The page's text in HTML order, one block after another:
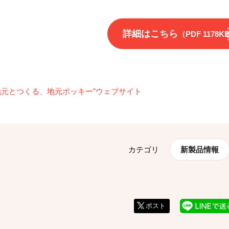
詳細はこちら （PDF
元とつくる、地元ポッキー”ウェブサイト
カテゴリ 新製品情報
ポスト